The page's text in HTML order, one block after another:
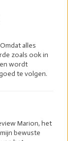
alles
zoals ook in
wordt
te volgen.
Marion, het
bewuste